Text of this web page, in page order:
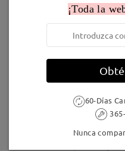
Leer
Deje
detalles
Marcos Similares
¡Toda la
60-Días
Nunca